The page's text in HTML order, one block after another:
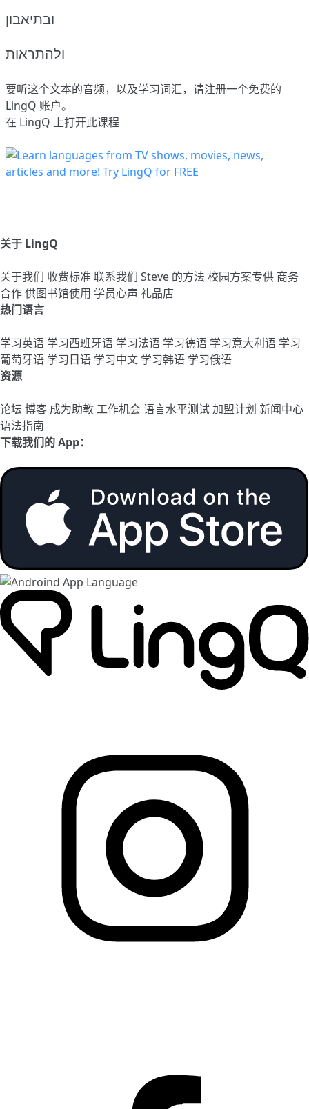
ובתיאבון
ולהתראות
要听这个文本的音频，以及学习词汇，请注册一个免费的
LingQ 账户。
在 LingQ 上打开此课程
关于 LingQ
关于我们 收费标准 联系我们 Steve 的方法 校园方案专供 商务
合作供图书馆使用 学员心声 礼品店
热门语言
学习英语 学习西班牙语 学习法语 学习德语 学习意大利语 学习
葡萄牙语 学习日语 学习中文 学习韩语 学习俄语
资源
论坛 博客 成为助教工作机会语言水平测试加盟计划 新闻中心
语法指南
下载我们的 App：